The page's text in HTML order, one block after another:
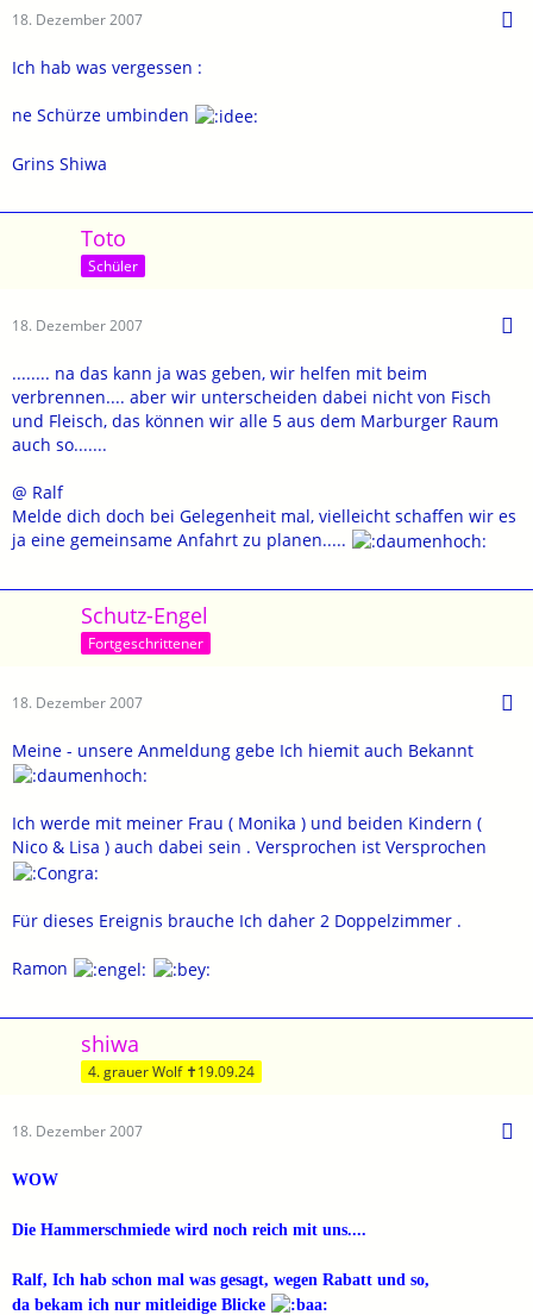
18. Dezember 2007
Ich hab was vergessen :
ne Schürze umbinden
Grins Shiwa
Toto
Schüler
18. Dezember 2007
........ na das kann ja was geben, wir helfen mit beim
verbrennen.... aber wir unterscheiden dabei nicht von Fisch
und Fleisch, das können wir alle 5 aus dem Marburger Raum
auch so.......
@ Ralf
Melde dich doch bei Gelegenheit mal, vielleicht schaffen wir es
ja eine gemeinsame Anfahrt zu planen.....
Schutz-Engel
Fortgeschrittener
18. Dezember 2007
Meine - unsere Anmeldung gebe Ich hiemit auch Bekannt
Ich werde mit meiner Frau ( Monika ) und beiden Kindern (
Nico & Lisa ) auch dabei sein . Versprochen ist Versprochen
Für dieses Ereignis brauche Ich daher 2 Doppelzimmer .
Ramon
shiwa
4. grauer Wolf ✝19.09.24
18. Dezember 2007
WOW
Die Hammerschmiede wird noch reich mit uns....
Ralf, Ich hab schon mal was gesagt, wegen Rabatt und so,
da bekam ich nur mitleidige Blicke